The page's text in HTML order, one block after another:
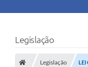
Legislação
Legislação LEI